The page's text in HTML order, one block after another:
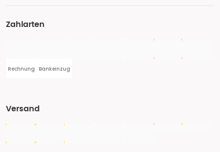
Zahlarten
Rechnung Bankeinzug
Versand